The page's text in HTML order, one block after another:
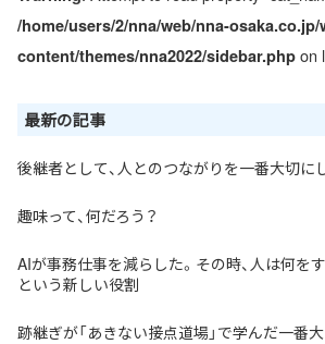
/home/users/2/nna/web/nna-osaka.co.jp/
content/themes/nna2022/sidebar.php on
最新の記事
後継者として、人とのつながりを一番大切に
趣味って、何だろう？
AIが事務仕事を減らした。その時、人は何を
という新しい役割
跡継ぎが「あきない接点道場」で学んだ一番